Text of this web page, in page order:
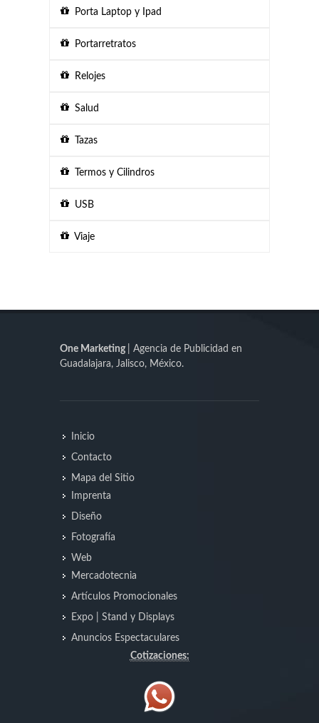
Porta Laptop y Ipad
Portarretratos
Relojes
Salud
Tazas
Termos y Cilindros
USB
Viaje
One Marketing
| Agencia de Publicidad en
Guadalajara, Jalisco, México.
Inicio
Contacto
Mapa del Sitio
Imprenta
Diseño
Fotografía
Web
Mercadotecnia
Artículos Promocionales
Expo | Stand y Displays
Anuncios Espectaculares
Cotizaciones: